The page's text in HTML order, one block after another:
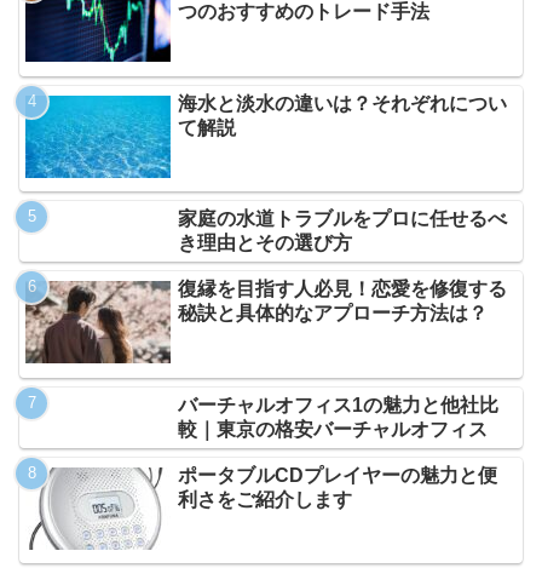
つのおすすめのトレード手法
海水と淡水の違いは？それぞれについ
て解説
家庭の水道トラブルをプロに任せるべ
き理由とその選び方
復縁を目指す人必見！恋愛を修復する
秘訣と具体的なアプローチ方法は？
バーチャルオフィス1の魅力と他社比
較｜東京の格安バーチャルオフィス
ポータブルCDプレイヤーの魅力と便
利さをご紹介します